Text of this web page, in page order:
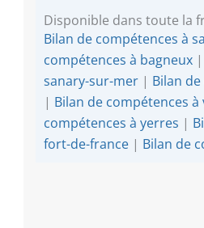
Disponible dans toute la
Bilan de compétences à
compétences à bagneux |
sanary-sur-mer | Bilan
| Bilan de compétences à
compétences à yerres |
fort-de-france | Bilan de